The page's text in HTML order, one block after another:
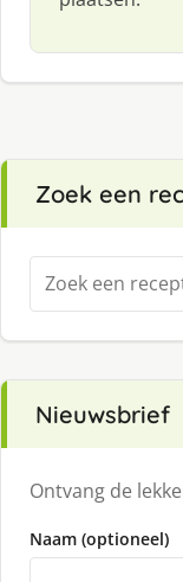
Zoek een
Zoeken
naar:
Nieuwsbrief
Ontvang de
Naam (optioneel)